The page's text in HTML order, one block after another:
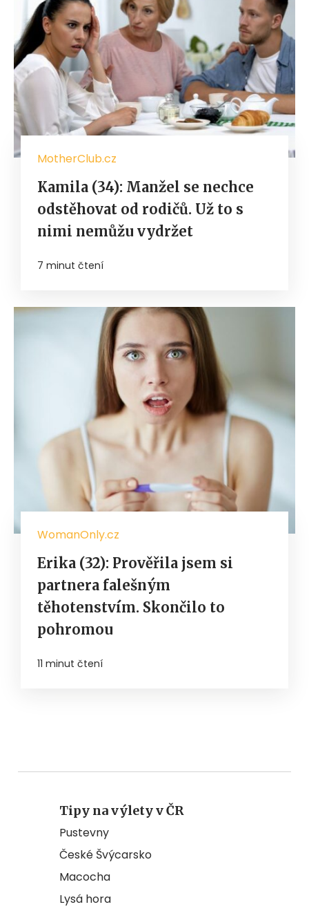
MotherClub.cz
Kamila (34): Manžel se nechce
odstěhovat od rodičů. Už to s
nimi nemůžu vydržet
7 minut čtení
WomanOnly.cz
Erika (32): Prověřila jsem si
partnera falešným
těhotenstvím. Skončilo to
pohromou
11 minut čtení
Tipy na výlety v ČR
Pustevny
České Švýcarsko
Macocha
Lysá hora